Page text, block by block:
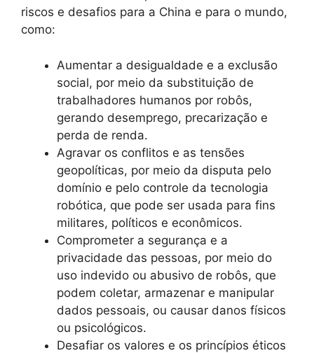
riscos e desafios para a China e para o mundo,
como:
Aumentar a desigualdade e a exclusão
social, por meio da substituição de
trabalhadores humanos por robôs,
gerando desemprego, precarização e
perda de renda.
Agravar os conflitos e as tensões
geopolíticas, por meio da disputa pelo
domínio e pelo controle da tecnologia
robótica, que pode ser usada para fins
militares, políticos e econômicos.
Comprometer a segurança e a
privacidade das pessoas, por meio do
uso indevido ou abusivo de robôs, que
podem coletar, armazenar e manipular
dados pessoais, ou causar danos físicos
ou psicológicos.
Desafiar os valores e os princípios éticos